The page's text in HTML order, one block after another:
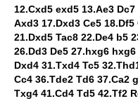
12.Cxd5 exd5 13.Ae3
Axd3 17.Dxd3 Ce5
21.Dxd5 Tac8 22.De4 b5
26.Dd3 De5 27.hxg6
Dxd4 31.Txd4 Tc5
Cc4 36.Tde2 Td6 37.Ca2
Txg4 41.Cd4 Td5 42.Tf2